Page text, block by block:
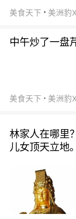
美食天下 美洲豹
中午炒了一盘
美食天下 美洲豹
林家人在哪里
儿女顶天立地